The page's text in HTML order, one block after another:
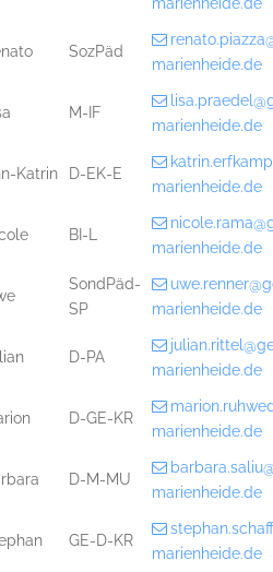
marienheide.de
SozPäd
marienheide.de
M-IF
marienheide.de
Katrin D-EK-E
marienheide.de
BI-L
marienheide.de
SondPäd-
SP
marienheide.de
D-PA
marienheide.de
D-GE-KR
marienheide.de
D-M-MU
marienheide.de
GE-D-KR
marienheide.de